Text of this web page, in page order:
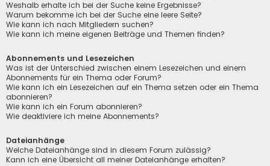
Weshalb erhalte ich bei der Suche keine Ergebnisse?
Warum bekomme ich bei der Suche eine leere Seite?
Wie kann ich nach Mitgliedern suchen?
Wie kann ich meine eigenen Beiträge und Themen finden?
Abonnements und Lesezeichen
Was ist der Unterschied zwischen einem Lesezeichen und einem
Abonnements für ein Thema oder Forum?
Wie kann ich ein Lesezeichen auf ein Thema setzen oder ein Thema
abonnieren?
Wie kann ich ein Forum abonnieren?
Wie deaktiviere ich meine Abonnements?
Dateianhänge
Welche Dateianhänge sind in diesem Forum zulässig?
Kann ich eine Übersicht all meiner Dateianhänge erhalten?